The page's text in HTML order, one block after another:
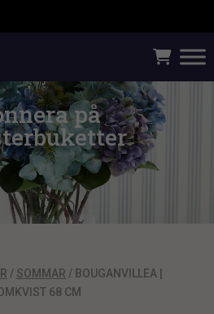
på
/ SOMMAR / BOUGANVILLEA |
68 CM